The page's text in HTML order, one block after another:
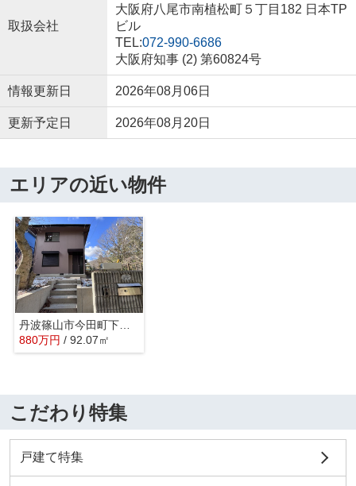
取扱会社
大阪府八尾市南植松町５丁目182 日本TP
ビル
TEL:072-990-6686
大阪府知事 (2) 第60824号
情報更新日 2026年08月06日
更新予定日 2026年08月20日
エリアの近い物件
丹波篠山市今田町下小野原 戸建て
880万円 / 92.07㎡
こだわり特集
戸建て特集